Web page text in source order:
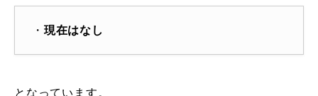
・ 現在はなし
となっています。